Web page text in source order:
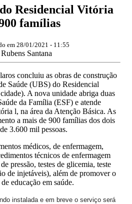
Residencial Vitória
famílias
em 28/01/2021 - 11:55
Santana
concluiu as obras de construção
Saúde (UBS) do Residencial
A nova unidade abriga duas
da Família (ESF) e atende
l, na área da Atenção Básica. As
a mais de 900 famílias dos dois
3.600 mil pessoas.
médicos, de enfermagem,
técnicos de enfermagem
pressão, testes de glicemia, teste
de injetáveis), além de promover o
educação em saúde.
instalada e em breve o serviço será